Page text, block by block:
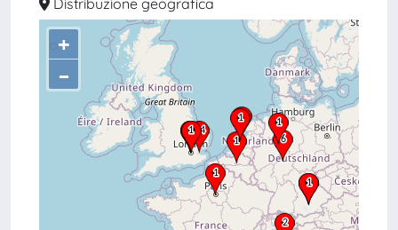
Distribuzione geografica
+
–